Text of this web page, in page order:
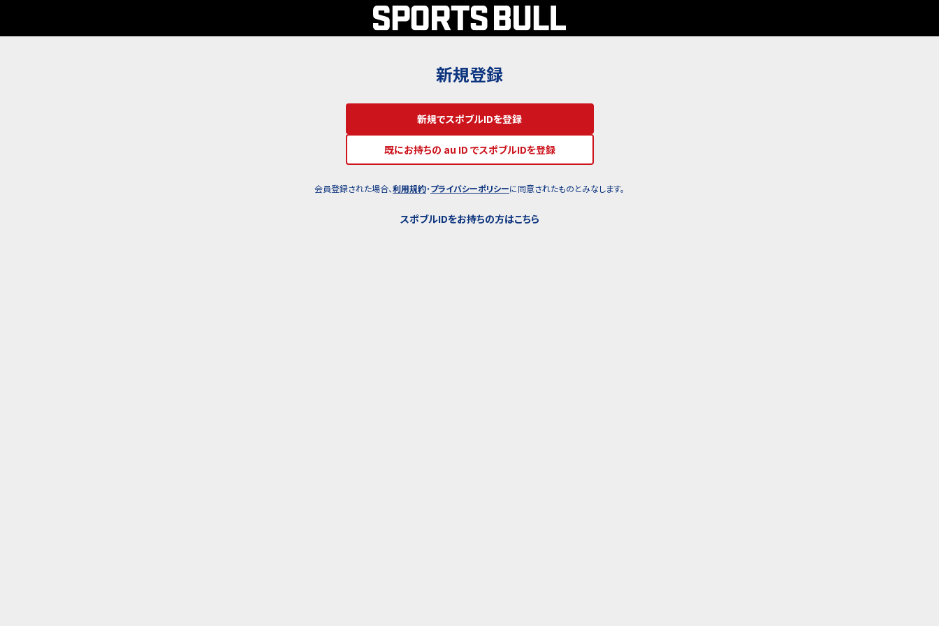
新規登録
新規でスポブルIDを登録
既にお持ちの au ID でスポブルIDを登録
会員登録された場合、利用規約・プライバシーポリシーに同意されたものとみなします。
スポブルIDをお持ちの方はこちら